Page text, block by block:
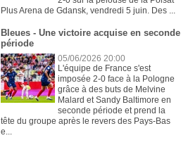
Plus Arena de Gdansk, vendredi 5 juin. Des ...
Bleues - Une victoire acquise en seconde
période
05/06/2026 20:00
L'équipe de France s'est
imposée 2-0 face à la Pologne
grâce à des buts de Melvine
Malard et Sandy Baltimore en
seconde période et prend la
tête du groupe après le revers des Pays-Bas
e...